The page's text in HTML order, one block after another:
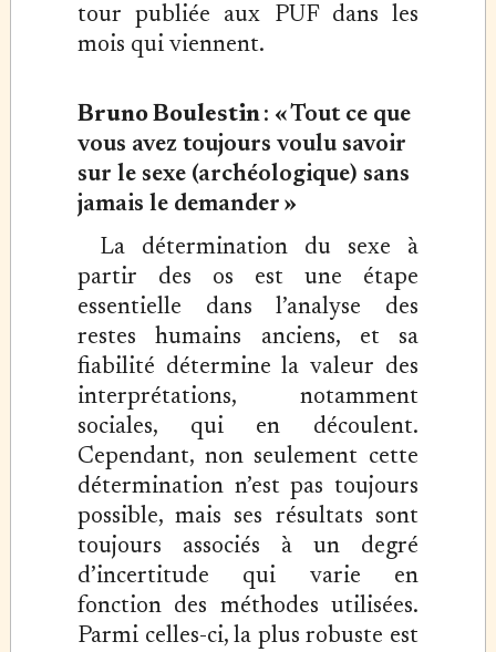
tour publiée aux PUF dans les
mois qui viennent.
Bruno Boulestin: « Tout ce que
vous avez toujours voulu savoir
sur le sexe (archéologique) sans
jamais le demander »
La détermination du sexe à
partir des os est une étape
essentielle dans l’analyse des
restes humains anciens, et sa
fiabilité détermine la valeur des
interprétations, notamment
sociales, qui en découlent.
Cependant, non seulement cette
détermination n’est pas toujours
possible, mais ses résultats sont
toujours associés à un degré
d’incertitude qui varie en
fonction des méthodes utilisées.
Parmi celles-ci, la plus robuste est